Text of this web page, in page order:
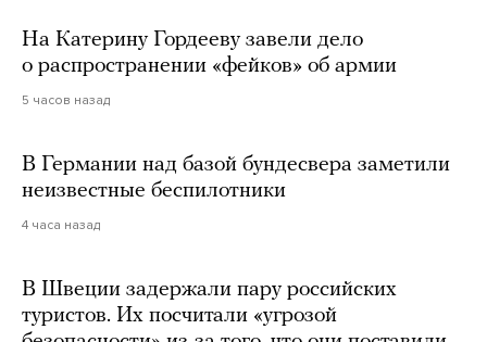
На Катерину Гордееву завели дело
о распространении «фейков» об армии
5 часов назад
В Германии над базой бундесвера заметили
неизвестные беспилотники
4 часа назад
В Швеции задержали пару российских
туристов. Их посчитали «угрозой